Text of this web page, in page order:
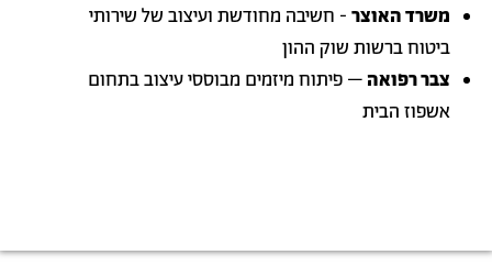
משרד האוצר - חשיבה מחודשת ועיצוב של שירותי
ביטוח ברשות שוק ההון
צבר רפואה– פיתוח מיזמים מבוססי עיצוב בתחום
אשפוז הבית